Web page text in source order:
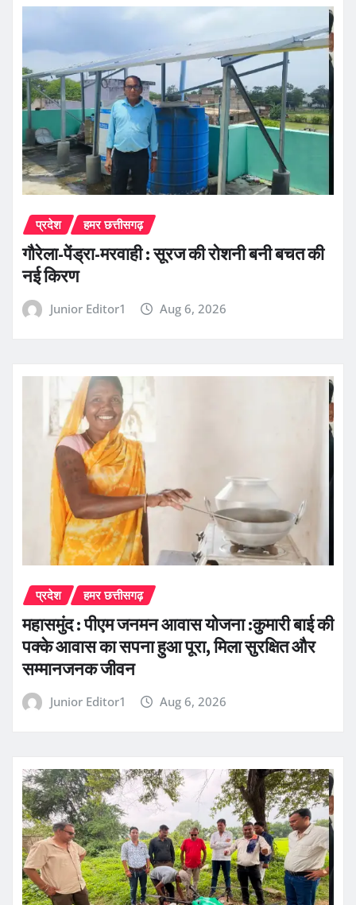
प्रदेश हमर छत्तीसगढ़
गौरेला-पेंड्रा-मरवाही : सूरज की रोशनी बनी बचत की
नई किरण
Junior Editor1 Aug 6, 2026
प्रदेश हमर छत्तीसगढ़
महासमुंद : पीएम जनमन आवास योजना :कुमारी बाई की
पक्के आवास का सपना हुआ पूरा, मिला सुरक्षित और
सम्मानजनक जीवन
Junior Editor1 Aug 6, 2026